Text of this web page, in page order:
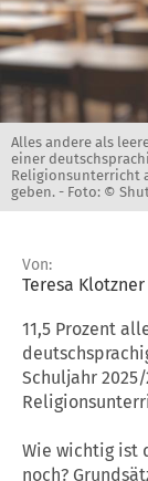
Alles andere als
einer
Religionsunterricht
geben. - Foto: ©
Von:
Teresa Klotzner
11,5 Prozent
Schuljahr
Wie wichtig ist
noch?